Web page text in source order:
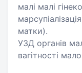
малі малі
матки).
УЗД органів
вагітності